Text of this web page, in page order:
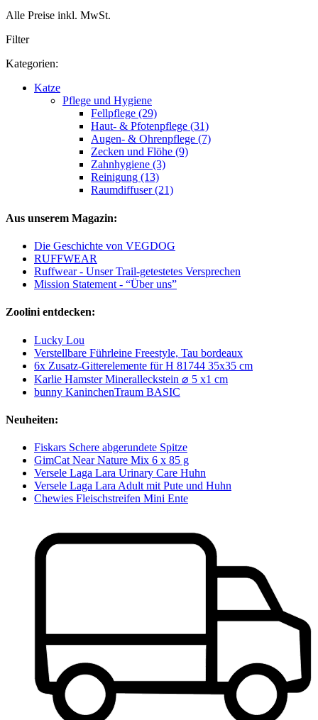
Alle Preise inkl. MwSt.
Filter
Kategorien:
Katze
Pflege und Hygiene
Fellpflege (29)
Haut- & Pfotenpflege (31)
Augen- & Ohrenpflege (7)
Zecken und Flöhe (9)
Zahnhygiene (3)
Reinigung (13)
Raumdiffuser (21)
Aus unserem Magazin:
Die Geschichte von VEGDOG
RUFFWEAR
Ruffwear - Unser Trail-getestetes Versprechen
Mission Statement - “Über uns”
Zoolini entdecken:
Lucky Lou
Verstellbare Führleine Freestyle, Tau bordeaux
6x Zusatz-Gitterelemente für H 81744 35x35 cm
Karlie Hamster Mineralleckstein ⌀ 5 x1 cm
bunny KaninchenTraum BASIC
Neuheiten:
Fiskars Schere abgerundete Spitze
GimCat Near Nature Mix 6 x 85 g
Versele Laga Lara Urinary Care Huhn
Versele Laga Lara Adult mit Pute und Huhn
Chewies Fleischstreifen Mini Ente